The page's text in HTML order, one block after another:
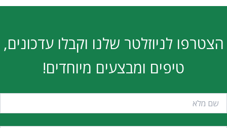
הצטרפו לניוזלטר שלנו וקבלו עדכונים,
טיפים ומבצעים מיוחדים!